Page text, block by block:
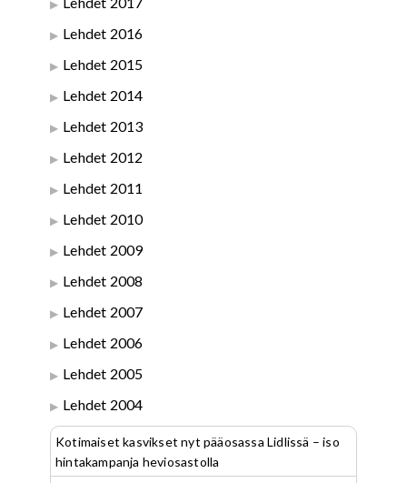
Lehdet 2016
Lehdet 2015
Lehdet 2014
Lehdet 2013
Lehdet 2012
Lehdet 2011
Lehdet 2010
Lehdet 2009
Lehdet 2008
Lehdet 2007
Lehdet 2006
Lehdet 2005
Lehdet 2004
Kotimaiset kasvikset nyt pääosassa Lidlissä – iso
hintakampanja heviosastolla